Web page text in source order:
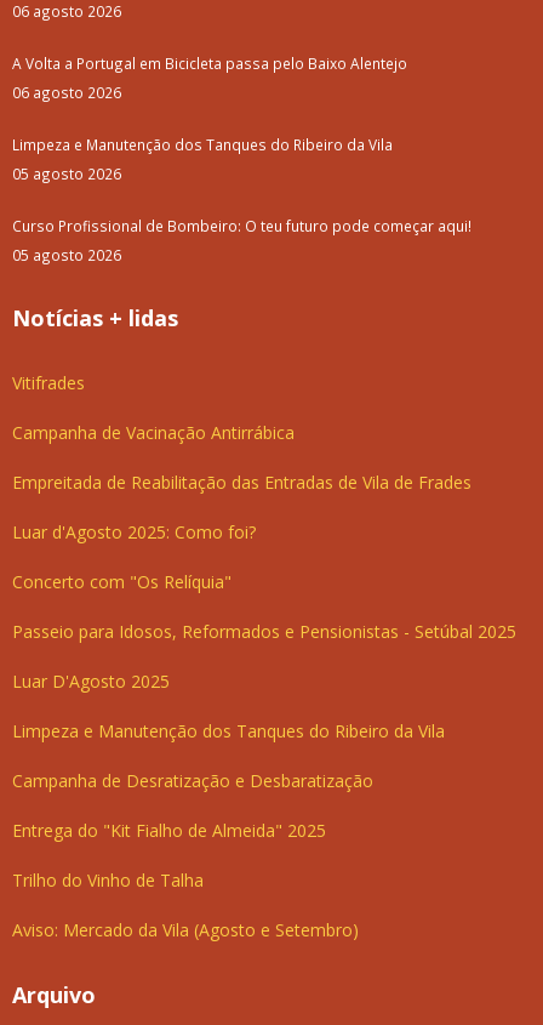
06 agosto 2026
A Volta a Portugal em Bicicleta passa pelo Baixo Alentejo
06 agosto 2026
Limpeza e Manutenção dos Tanques do Ribeiro da Vila
05 agosto 2026
Curso Profissional de Bombeiro: O teu futuro pode começar aqui!
05 agosto 2026
Notícias + lidas
Vitifrades
Campanha de Vacinação Antirrábica
Empreitada de Reabilitação das Entradas de Vila de Frades
Luar d'Agosto 2025: Como foi?
Concerto com "Os Relíquia"
Passeio para Idosos, Reformados e Pensionistas - Setúbal 2025
Luar D'Agosto 2025
Limpeza e Manutenção dos Tanques do Ribeiro da Vila
Campanha de Desratização e Desbaratização
Entrega do "Kit Fialho de Almeida" 2025
Trilho do Vinho de Talha
Aviso: Mercado da Vila (Agosto e Setembro)
Arquivo